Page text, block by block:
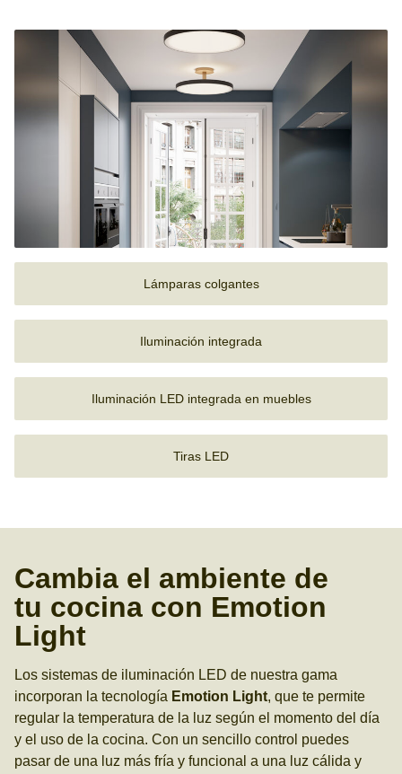
Lámparas colgantes
Iluminación integrada
Iluminación LED integrada en muebles
Tiras LED
Cambia el ambiente de
tu cocina con Emotion
Light
Los sistemas de iluminación LED de nuestra gama
incorporan la tecnología Emotion Light, que te permite
regular la temperatura de la luz según el momento del día
y el uso de la cocina. Con un sencillo control puedes
pasar de una luz más fría y funcional a una luz cálida y